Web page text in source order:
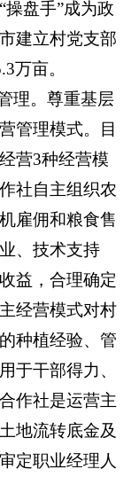
盘手”成为政
建立村党支部
万亩。
理。尊重基层
管理模式。目
营3种经营模
社自主组织农
雇佣和粮食售
、技术支持
益，合理确定
经营模式对村
种植经验、管
于干部得力、
作社是运营主
地流转底金及
定职业经理人